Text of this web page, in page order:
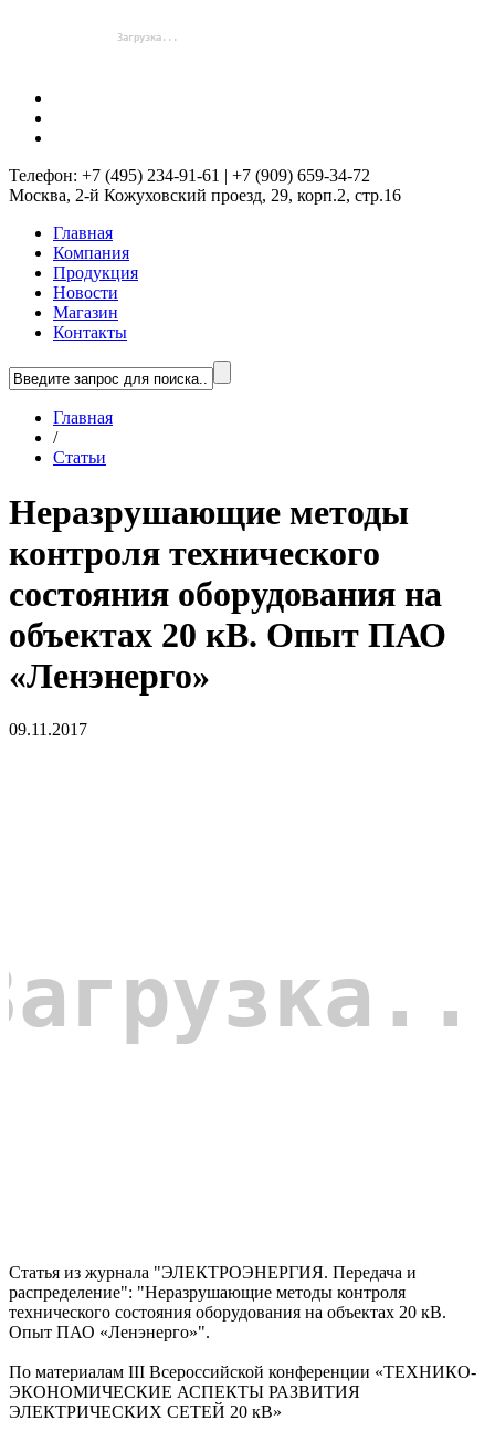
Телефон: +7 (495) 234-91-61 | +7 (909) 659-34-72
Москва, 2-й Кожуховский проезд, 29, корп.2, стр.16
Главная
Компания
Продукция
Новости
Магазин
Контакты
Главная
/
Статьи
Неразрушающие методы
контроля технического
состояния оборудования на
объектах 20 кВ. Опыт ПАО
«Ленэнерго»
09.11.2017
Статья из журнала "ЭЛЕКТРОЭНЕРГИЯ. Передача и
распределение": "Неразрушающие методы контроля
технического состояния оборудования на объектах 20 кВ.
Опыт ПАО «Ленэнерго»".
По материалам III Всероссийской конференции «ТЕХНИКО-
ЭКОНОМИЧЕСКИЕ АСПЕКТЫ РАЗВИТИЯ
ЭЛЕКТРИЧЕСКИХ СЕТЕЙ 20 кВ»